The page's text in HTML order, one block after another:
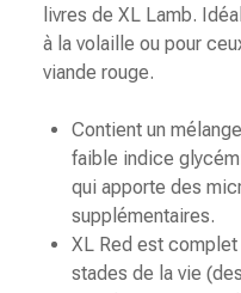
livres de XL Lamb.
à la volaille ou pour
viande rouge.
Contient un
faible indice
qui apporte des
supplémentaires.
XL Red est
stades de la vie